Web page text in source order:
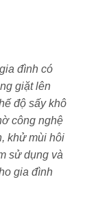
1500W trở
phổ thông,
lượng và độ
với model
đình có
giặt lên
độ sấy khô
công nghệ
khử mùi hôi
sử dụng và
gia đình